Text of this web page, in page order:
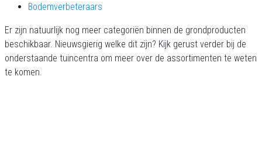
Bodemverbeteraars
Er zijn natuurlijk nog meer categoriën binnen de grondproducten
beschikbaar. Nieuwsgierig welke dit zijn? Kijk gerust verder bij de
onderstaande tuincentra om meer over de assortimenten te weten
te komen.